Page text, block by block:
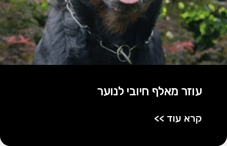
עוזר מאלף חיובי לנוער
קרא עוד >>